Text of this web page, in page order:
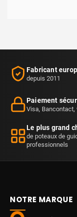
l'accueil de notre
Léa L.·19 décembre
Fabricant
depuis 2011
Paiement
Visa, Bancontact,
Le plus grand
de poteaux de
professionnels
NOTRE MARQUE